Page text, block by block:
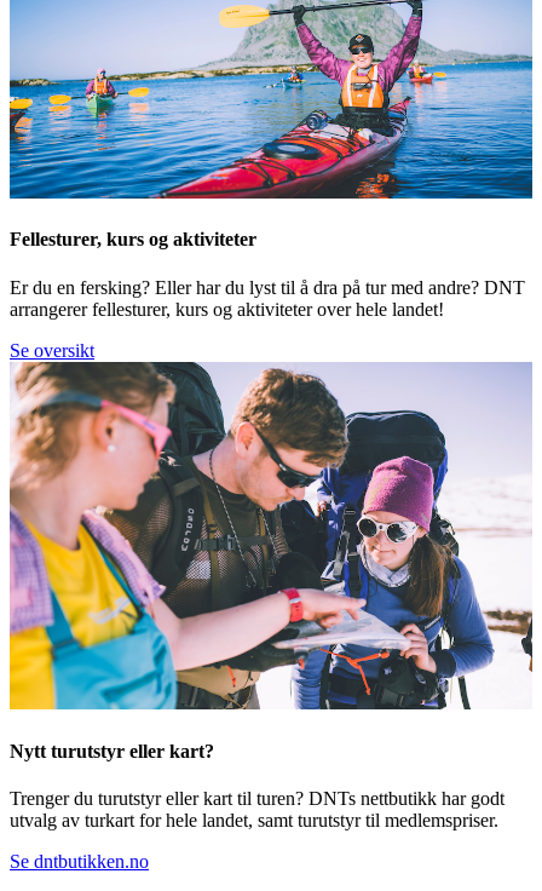
Fellesturer, kurs og aktiviteter
Er du en fersking? Eller har du lyst til å dra på tur med andre? DNT
arrangerer fellesturer, kurs og aktiviteter over hele landet!
Se oversikt
Nytt turutstyr eller kart?
Trenger du turutstyr eller kart til turen? DNTs nettbutikk har godt
utvalg av turkart for hele landet, samt turutstyr til medlemspriser.
Se dntbutikken.no